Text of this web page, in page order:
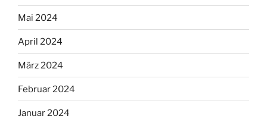
Mai 2024
April 2024
März 2024
Februar 2024
Januar 2024